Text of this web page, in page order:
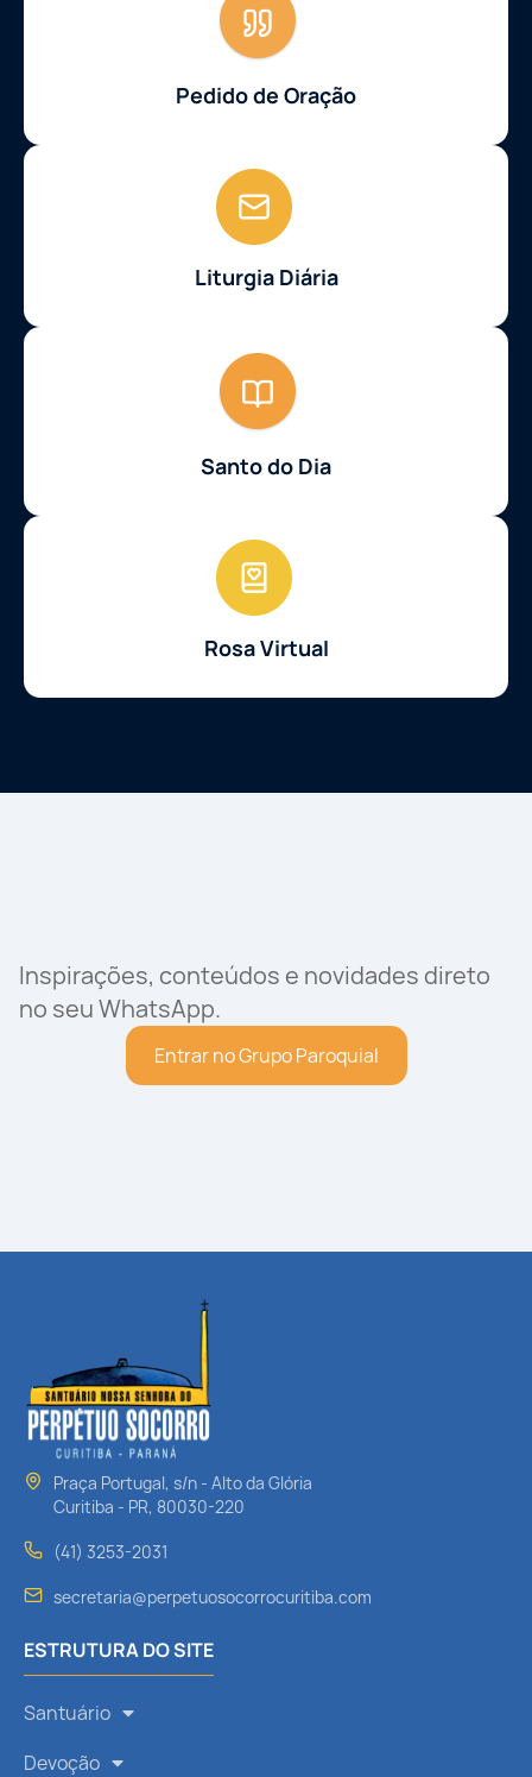
Pedido de Oração
Liturgia Diária
Santo do Dia
Rosa Virtual
Inspirações, conteúdos e novidades direto
no seu WhatsApp.
Entrar no Grupo Paroquial
Praça Portugal, s/n - Alto da Glória
Curitiba - PR, 80030-220
(41) 3253-2031
secretaria@perpetuosocorrocuritiba.com
ESTRUTURA DO SITE
Santuário
Devoção